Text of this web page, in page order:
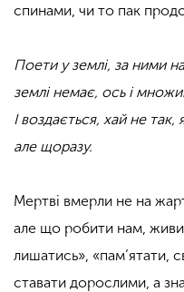
спинами, чи то пак
Поети у землі, за ними
землі немає, ось і
І воздається, хай не
але щоразу.
Мертві вмерли не на
але що робити нам,
лишатись», «пам’ятати,
ставати дорослими, а